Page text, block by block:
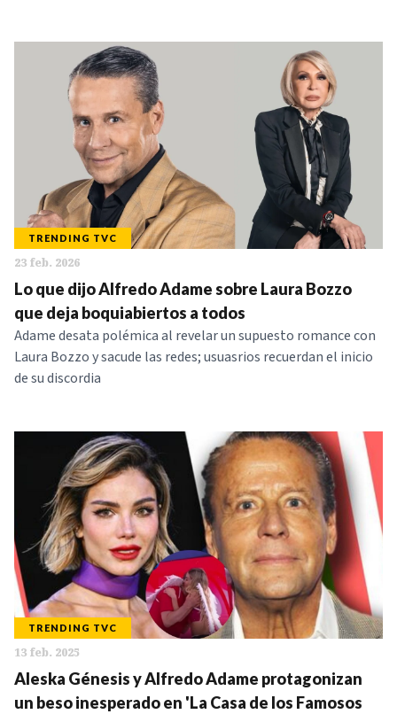
TRENDING TVC
23 feb. 2026
Lo que dijo Alfredo Adame sobre Laura Bozzo
que deja boquiabiertos a todos
Adame desata polémica al revelar un supuesto romance con
Laura Bozzo y sacude las redes; usuasrios recuerdan el inicio
de su discordia
TRENDING TVC
13 feb. 2025
Aleska Génesis y Alfredo Adame protagonizan
un beso inesperado en 'La Casa de los Famosos